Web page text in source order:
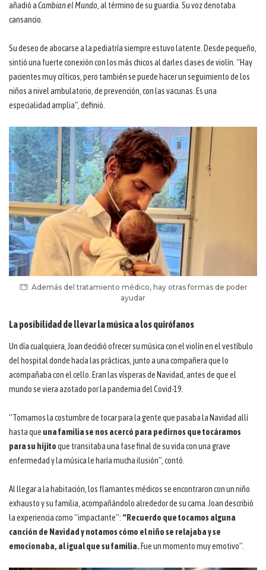
añadió aCambian el Mundo , al término de su guardia. Su voz denotaba
cansancio.
Su deseo de abocarse a la pediatría siempre estuvo latente. Desde pequeño,
sintió una fuerte conexión con los más chicos al darles clases de violín. “Hay
pacientes muy críticos, pero también se puede hacer un seguimiento de los
niños a nivel ambulatorio, de prevención, con las vacunas. Es una
especialidad amplia”, definió.
Además del tratamiento médico, hay otras formas de poder
ayudar
La posibilidad de llevar la música a los quirófanos
Un día cualquiera, Joan decidió ofrecer su música con el violín en el vestíbulo
del hospital donde hacía las prácticas, junto a una compañera que lo
acompañaba con el cello. Eran las vísperas de Navidad, antes de que el
mundo se viera azotado por la pandemia del Covid-19.
“Tomamos la costumbre de tocar para la gente que pasaba la Navidad allí
hasta que una familia se nos acercó para pedirnos que tocáramos
para su hijitoque transitaba una fase final de su vida con una grave
enfermedad y la música le haría mucha ilusión”, contó.
Al llegar a la habitación, los flamantes médicos se encontraron con un niño
exhausto y su familia, acompañándolo alrededor de su cama. Joan describió
la experiencia como “impactante”: “Recuerdo que tocamos alguna
canción de Navidad y notamos cómo el niño se relajaba y se
emocionaba, al igual que su familia. Fue un momento muy emotivo”.